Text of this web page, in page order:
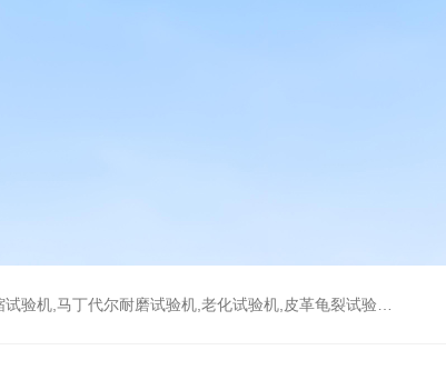
化试验机,皮革龟裂试验机,拉链往复拉动试验机,万能磨耗试验机,DIN耐磨试验机